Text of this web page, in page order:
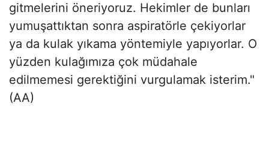
gitmelerini öneriyoruz. Hekimler de bunları
yumuşattıktan sonra aspiratörle çekiyorlar
ya da kulak yıkama yöntemiyle yapıyorlar. O
yüzden kulağımıza çok müdahale
edilmemesi gerektiğini vurgulamak isterim."
(AA)